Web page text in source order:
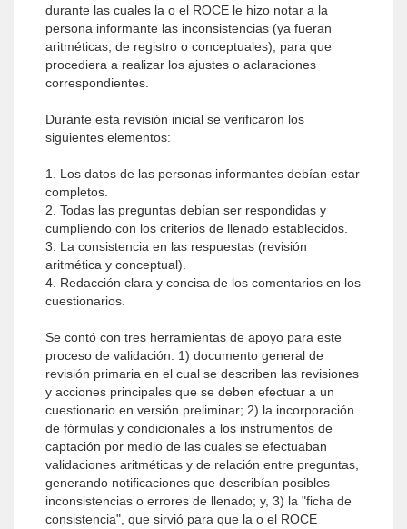
durante las cuales la o el ROCE le hizo notar a la
persona informante las inconsistencias (ya fueran
aritméticas, de registro o conceptuales), para que
procediera a realizar los ajustes o aclaraciones
correspondientes.
Durante esta revisión inicial se verificaron los
siguientes elementos:
1. Los datos de las personas informantes debían estar
completos.
2. Todas las preguntas debían ser respondidas y
cumpliendo con los criterios de llenado establecidos.
3. La consistencia en las respuestas (revisión
aritmética y conceptual).
4. Redacción clara y concisa de los comentarios en los
cuestionarios.
Se contó con tres herramientas de apoyo para este
proceso de validación: 1) documento general de
revisión primaria en el cual se describen las revisiones
y acciones principales que se deben efectuar a un
cuestionario en versión preliminar; 2) la incorporación
de fórmulas y condicionales a los instrumentos de
captación por medio de las cuales se efectuaban
validaciones aritméticas y de relación entre preguntas,
generando notificaciones que describían posibles
inconsistencias o errores de llenado; y, 3) la "ficha de
consistencia", que sirvió para que la o el ROCE